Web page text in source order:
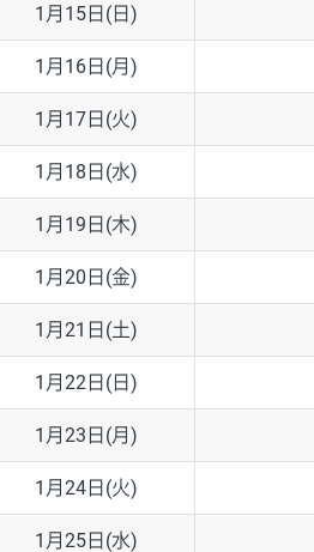
1月15日(日)
1月16日(月)
1月17日(火)
1月18日(水)
1月19日(木)
1月20日(金)
1月21日(土)
1月22日(日)
1月23日(月)
1月24日(火)
1月25日(水)